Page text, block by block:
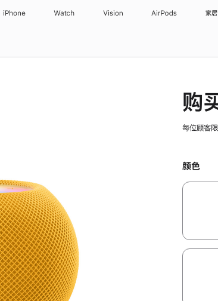
iPhone Watch Vision AirPods 家居
购
每位顾客
颜色